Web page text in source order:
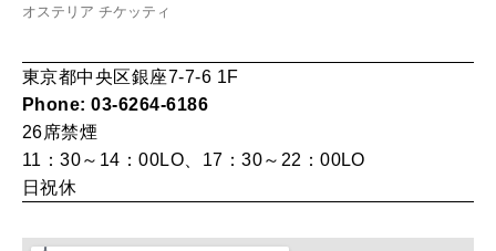
算命学がわかる今月のあなた
わたしができること
オステリア チケッティ
東京都中央区銀座7-7-6 1F
Phone: 03-6264-6186
26席禁煙
11：30～14：00LO、17：30～22：00LO
日祝休